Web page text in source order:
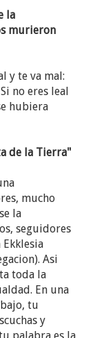
qué
(Luc.
lo mismo:
la guía
través de
en asuntos
aunque
las
adormilado
repetición
que sí.
para
masticar?
la
murieron
y te va mal:
no eres leal
hubiera
de la Tierra"
mucho
la
seguidores
Asi
toda la
En una
tu
y